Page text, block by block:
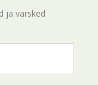
ja värsked